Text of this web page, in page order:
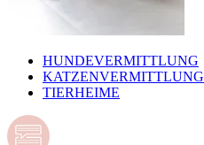
HUNDEVERMITTLUNG
KATZENVERMITTLUNG
TIERHEIME